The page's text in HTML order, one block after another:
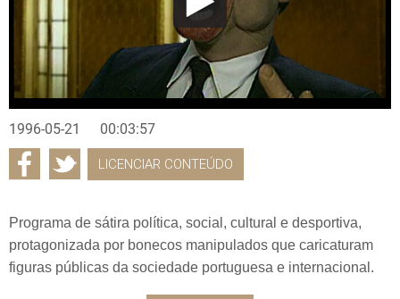
1996-05-21 00:03:57
LICENCIAR CONTEÚDO
Programa de sátira política, social, cultural e desportiva,
protagonizada por bonecos manipulados que caricaturam
figuras públicas da sociedade portuguesa e internacional.